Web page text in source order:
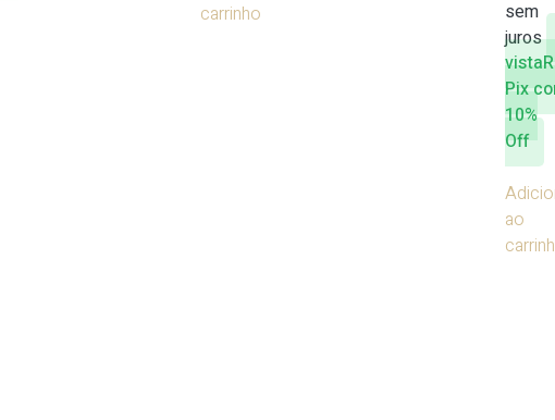
carrinho
sem
juros
vista
Pix
10%
Off
ao